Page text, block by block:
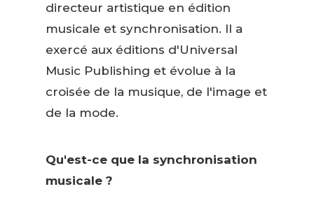
directeur artistique en édition
musicale et synchronisation. Il a
exercé aux éditions d'Universal
Music Publishing et évolue à la
croisée de la musique, de l'image et
de la mode.
Qu'est-ce que la synchronisation
musicale ?